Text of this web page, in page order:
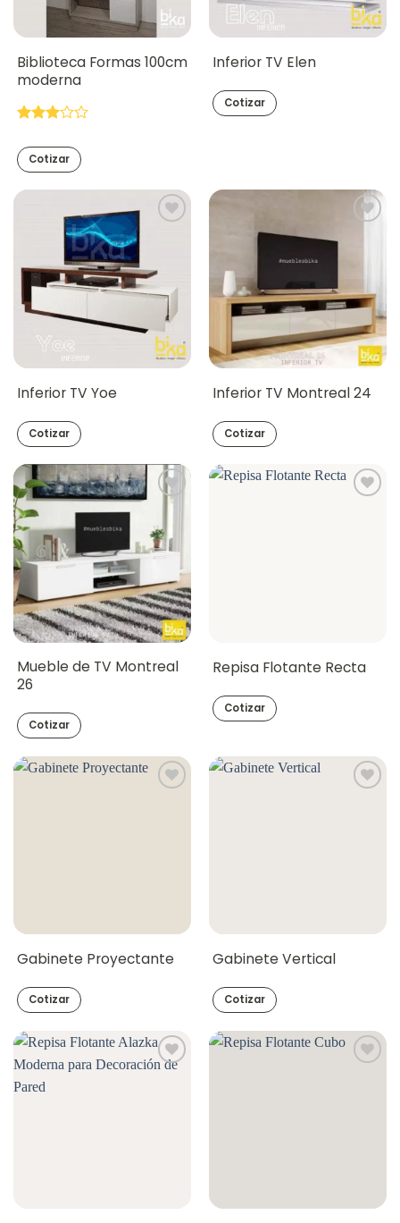
Biblioteca Formas 100cm
moderna
en3
de 5Cotizar
Inferior TV Elen
Cotizar
Inferior TV Yoe
Cotizar
Inferior TV Montreal 24
Cotizar
Mueble de TV Montreal
26
Cotizar
Repisa Flotante Recta
Cotizar
Gabinete Proyectante
Cotizar
Gabinete Vertical
Cotizar